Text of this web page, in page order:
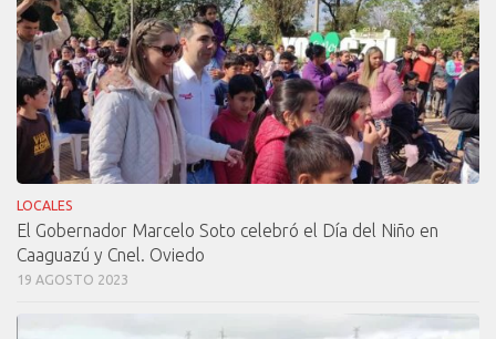
LOCALES
El Gobernador Marcelo Soto celebró el Día del Niño en
Caaguazú y Cnel. Oviedo
19 AGOSTO 2023